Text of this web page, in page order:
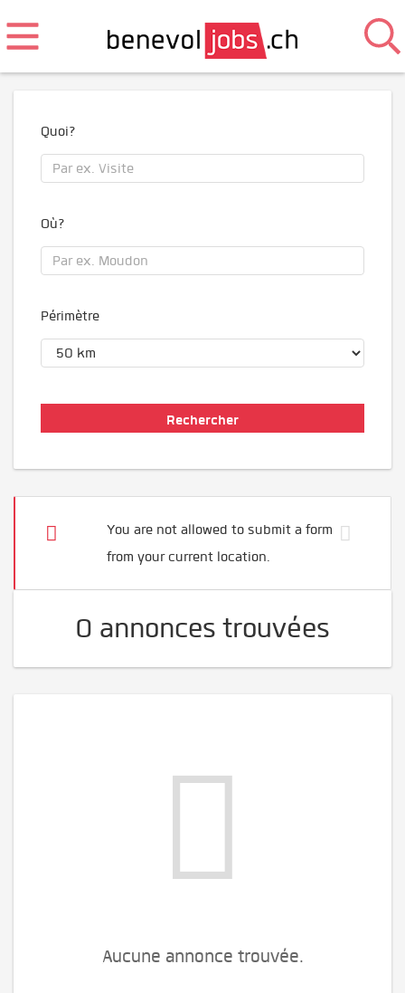
Quoi?
Où?
Périmètre
You are not allowed to submit a form
from your current location.
0 annonces trouvées
Aucune annonce trouvée.